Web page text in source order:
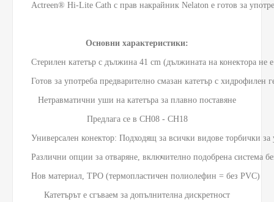
Actreen® Hi-Lite Cath с прав накрайник Nelaton е готов за
Основни характеристики:
Стерилен катетър с дължина 41 cm (дължината на конектора не
Готов за употреба предварително смазан катетър с хидрофилен
Нетравматични уши на катетъра за плавно поставяне
Предлага се в CH08 - CH18
Универсален конектор: Подходящ за всички видове торбички за
Различни опции за отваряне, включително подобрена система
Нов материал, TPO (термопластичен полиолефин = без PVC)
Катетърът е сгъваем за допълнителна дискретност